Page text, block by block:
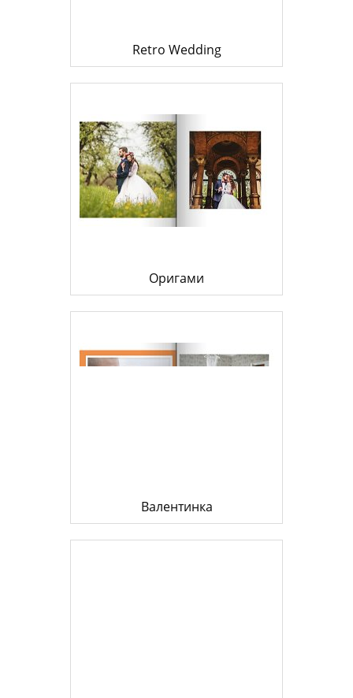
Retro Wedding
Оригами
Валентинка